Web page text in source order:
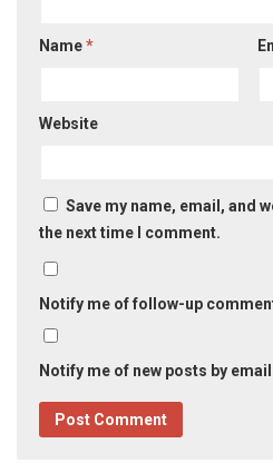
Name*
Website
Save my name, email, and
the next time I comment.
Notify me of follow-up
Notify me of new posts by